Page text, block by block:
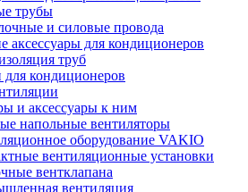
трубы
и силовые провода
аксессуары для кондиционеров
труб
кондиционеров
и аксессуары к ним
напольные вентиляторы
оборудование VAKIO
вентиляционные установки
вентклапана
вентиляция